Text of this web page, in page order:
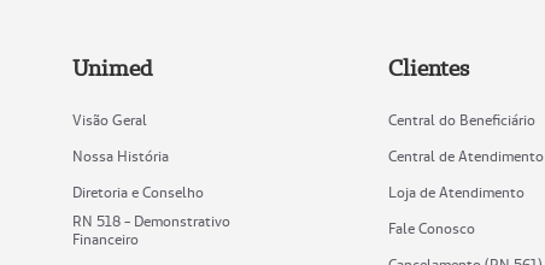
Unimed
Visão Geral
Nossa História
Diretoria e Conselho
RN 518 - Demonstrativo
Financeiro
Clientes
Central do Beneficiário
Central de Atendimento
Loja de Atendimento
Fale Conosco